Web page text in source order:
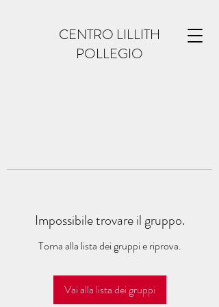
CENTRO LILLITH
POLLEGIO
Impossibile trovare il gruppo.
Torna alla lista dei gruppi e riprova.
Vai alla lista dei gruppi